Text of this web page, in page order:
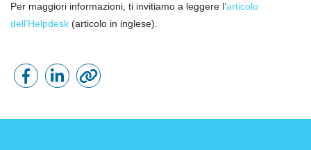
Per maggiori informazioni, ti invitiamo a leggere l’articolo
dell’Helpdesk (articolo in inglese).